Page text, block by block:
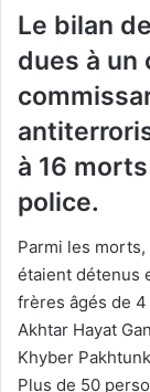
Le bilan
dues à
à 16
police.
Parmi les
étaient détenus
frères âgés de
Akhtar Hayat
Khyber
Plus de 50